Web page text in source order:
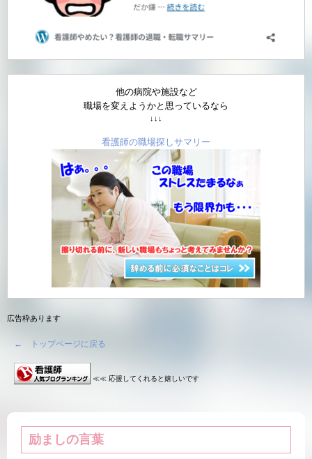
他の病院や施設など
職場を変えようかと思っているなら
↓↓↓
看護師の職場探しサマリー
広告枠あります
← トップページに戻る
≪≪ 応援してくれると嬉しいです
励ましの言葉